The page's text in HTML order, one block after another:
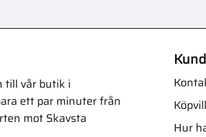
till vår butik i
ett par minuter från
mot Skavsta
Hur